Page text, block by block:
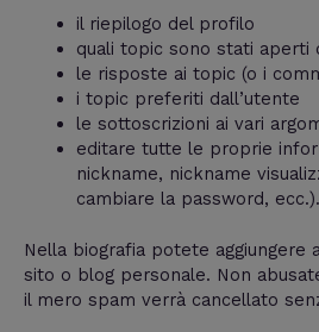
il riepilogo del profilo
quali topic sono stati aperti
le risposte ai topic (o i
i topic preferiti dall’utente
le sottoscrizioni ai vari
editare tutte le proprie
nickname, nickname
cambiare la password, ecc.).
Nella biografia potete aggiungere
sito o blog personale. Non
il mero spam verrà cancellato